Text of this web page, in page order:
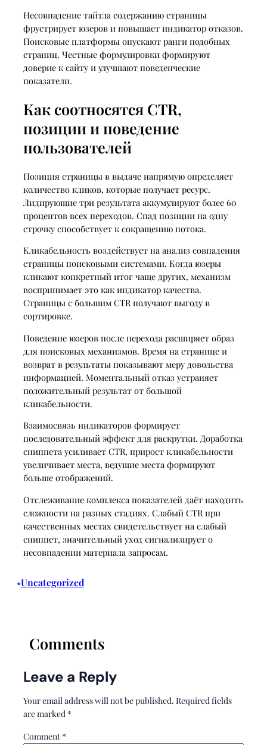
Несовпадение тайтла содержанию страницы
фрустрирует юзеров и повышает индикатор отказов.
Поисковые платформы опускают ранги подобных
страниц. Честные формулировки формируют
доверие к сайту и улучшают поведенческие
показатели.
Как соотносятся CTR,
позиции и поведение
пользователей
Позиция страницы в выдаче напрямую определяет
количество кликов, которые получает ресурс.
Лидирующие три результата аккумулируют более 60
процентов всех переходов. Спад позиции на одну
строчку способствует к сокращению потока.
Кликабельность воздействует на анализ совпадения
страницы поисковыми системами. Когда юзеры
кликают конкретный итог чаще других, механизм
воспринимает это как индикатор качества.
Страницы с большим CTR получают выгоду в
сортировке.
Поведение юзеров после перехода расширяет образ
для поисковых механизмов. Время на странице и
возврат в результаты показывают меру довольства
информацией. Моментальный отказ устраняет
положительный результат от большой
кликабельности.
Взаимосвязь индикаторов формирует
последовательный эффект для раскрутки. Доработка
сниппета усиливает CTR, прирост кликабельности
увеличивает места, ведущие места формируют
больше отображений.
Отслеживание комплекса показателей даёт находить
сложности на разных стадиях. Слабый CTR при
качественных местах свидетельствует на слабый
сниппет, значительный уход сигнализирует о
несовпадении материала запросам.
•Uncategorized
Comments
Leave a Reply
Your email address will not be published. Required fields
are marked *
Comment *